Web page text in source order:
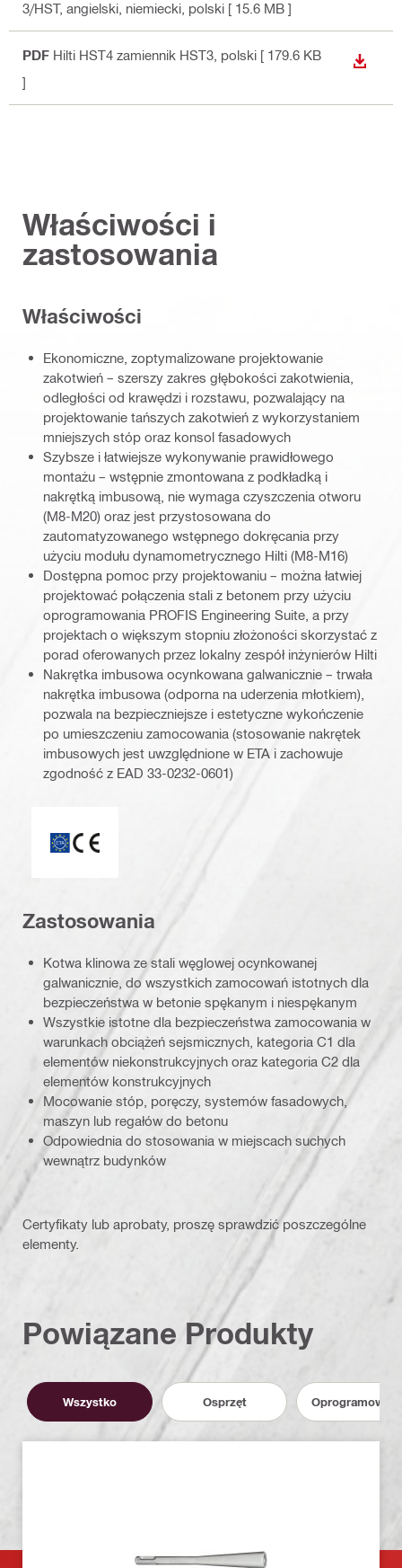
3/HST, angielski, niemiecki, polski [ 15.6 MB ]
PDF Hilti HST4 zamiennik HST3 , polski [ 179.6 KB
]
Właściwości i
zastosowania
Właściwości
Ekonomiczne, zoptymalizowane projektowanie
zakotwień – szerszy zakres głębokości zakotwienia,
odległości od krawędzi i rozstawu, pozwalający na
projektowanie tańszych zakotwień z wykorzystaniem
mniejszych stóp oraz konsol fasadowych
Szybsze i łatwiejsze wykonywanie prawidłowego
montażu – wstępnie zmontowana z podkładką i
nakrętką imbusową, nie wymaga czyszczenia otworu
(M8-M20) oraz jest przystosowana do
zautomatyzowanego wstępnego dokręcania przy
użyciu modułu dynamometrycznego Hilti (M8-M16)
Dostępna pomoc przy projektowaniu – można łatwiej
projektować połączenia stali z betonem przy użyciu
oprogramowania PROFIS Engineering Suite, a przy
projektach o większym stopniu złożoności skorzystać z
porad oferowanych przez lokalny zespół inżynierów Hilti
Nakrętka imbusowa ocynkowana galwanicznie – trwała
nakrętka imbusowa (odporna na uderzenia młotkiem),
pozwala na bezpieczniejsze i estetyczne wykończenie
po umieszczeniu zamocowania (stosowanie nakrętek
imbusowych jest uwzględnione w ETA i zachowuje
zgodność z EAD 33-0232-0601)
Zastosowania
Kotwa klinowa ze stali węglowej ocynkowanej
galwanicznie, do wszystkich zamocowań istotnych dla
bezpieczeństwa w betonie spękanym i niespękanym
Wszystkie istotne dla bezpieczeństwa zamocowania w
warunkach obciążeń sejsmicznych, kategoria C1 dla
elementów niekonstrukcyjnych oraz kategoria C2 dla
elementów konstrukcyjnych
Mocowanie stóp, poręczy, systemów fasadowych,
maszyn lub regałów do betonu
Odpowiednia do stosowania w miejscach suchych
wewnątrz budynków
Certyfikaty lub aprobaty, proszę sprawdzić poszczególne
elementy.
Powiązane Produkty
Wszystko Osprzęt